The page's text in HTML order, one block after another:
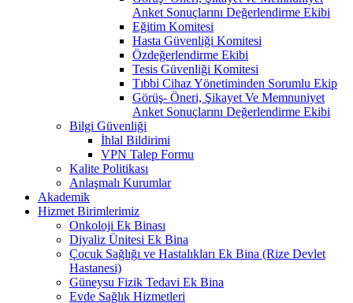
Anket Sonuçlarını Değerlendirme Ekibi
Eğitim Komitesi
Hasta Güvenliği Komitesi
Özdeğerlendirme Ekibi
Tesis Güvenliği Komitesi
Tıbbi Cihaz Yönetiminden Sorumlu Ekip
Görüş- Öneri, Şikayet Ve Memnuniyet
Anket Sonuçlarını Değerlendirme Ekibi
Bilgi Güvenliği
İhlal Bildirimi
VPN Talep Formu
Kalite Politikası
Anlaşmalı Kurumlar
Akademik
Hizmet Birimlerimiz
Onkoloji Ek Binası
Diyaliz Ünitesi Ek Bina
Çocuk Sağlığı ve Hastalıkları Ek Bina (Rize Devlet
Hastanesi)
Güneysu Fizik Tedavi Ek Bina
Evde Sağlık Hizmetleri